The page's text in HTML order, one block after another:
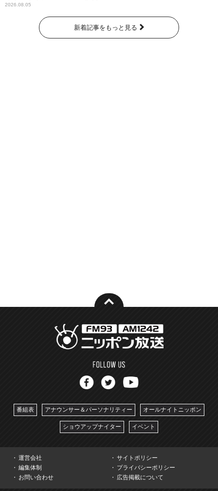
わりパーソナリティ
2026.08.05
新着記事をもっと見る
番組表 アナウンサー＆パーソナリティー オールナイトニッポン
ショウアップナイター イベント
運営会社
サイトポリシー
編集体制
プライバシーポリシー
お問い合わせ
広告掲載について